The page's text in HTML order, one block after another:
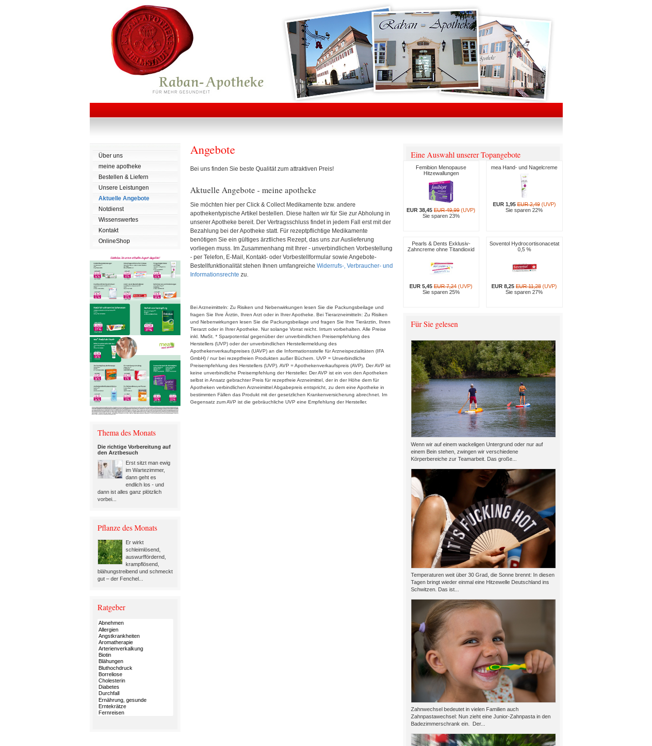
Über uns
meine apotheke
Bestellen & Liefern
Unsere Leistungen
Aktuelle Angebote
Notdienst
Wissenswertes
Kontakt
OnlineShop
Thema des Monats
Die richtige Vorbereitung auf
den Arztbesuch
Erst sitzt man ewig
im Wartezimmer,
dann geht es
endlich los - und
dann ist alles ganz plötzlich
vorbei...
Pflanze des Monats
Er wirkt
schleimlösend,
auswurffördernd,
krampflösend,
blähungstreibend und schmeckt
gut – der Fenchel...
Ratgeber
Angebote
Bei uns finden Sie beste Qualität zum attraktiven Preis!
Aktuelle Angebote - meine apotheke
Sie möchten hier per Click & Collect Medikamente bzw. andere
apothekentypische Artikel bestellen. Diese halten wir für Sie zur Abholung in
unserer Apotheke bereit. Der Vertragsschluss findet in jedem Fall erst mit der
Bezahlung bei der Apotheke statt. Für rezeptpflichtige Medikamente
benötigen Sie ein gültiges ärztliches Rezept, das uns zur Auslieferung
vorliegen muss. Im Zusammenhang mit Ihrer - unverbindlichen Vorbestellung
- per Telefon, E-Mail, Kontakt- oder Vorbestellformular sowie Angebote-
Bestellfunktionalität stehen Ihnen umfangreiche Widerrufs-, Verbraucher- und
Informationsrechte zu.
Bei Arzneimitteln: Zu Risiken und Nebenwirkungen lesen Sie die Packungsbeilage und
fragen Sie Ihre Ärztin, Ihren Arzt oder in Ihrer Apotheke. Bei Tierarzneimitteln: Zu Risiken
und Nebenwirkungen lesen Sie die Packungsbeilage und fragen Sie Ihre Tierärztin, Ihren
Tierarzt oder in Ihrer Apotheke. Nur solange Vorrat reicht. Irrtum vorbehalten. Alle Preise
inkl. MwSt. * Sparpotential gegenüber der unverbindlichen Preisempfehlung des
Herstellers (UVP) oder der unverbindlichen Herstellermeldung des
Apothekenverkaufspreises (UAVP) an die Informationsstelle für Arzneispezialitäten (IFA
GmbH) / nur bei rezeptfreien Produkten außer Büchern. UVP = Unverbindliche
Preisempfehlung des Herstellers (UVP). AVP = Apothekenverkaufspreis (AVP). Der AVP ist
keine unverbindliche Preisempfehlung der Hersteller. Der AVP ist ein von den Apotheken
selbst in Ansatz gebrachter Preis für rezeptfreie Arzneimittel, der in der Höhe dem für
Apotheken verbindlichen Arzneimittel Abgabepreis entspricht, zu dem eine Apotheke in
bestimmten Fällen das Produkt mit der gesetzlichen Krankenversicherung abrechnet. Im
Gegensatz zum AVP ist die gebräuchliche UVP eine Empfehlung der Hersteller.
Eine Auswahl unserer Topangebote
Femibion Menopause
Hitzewallungen
EUR 38,45 EUR 49,99(UVP)
Sie sparen 23%
mea Hand- und Nagelcreme
EUR 1,95 EUR 2,49(UVP)
Sie sparen 22%
Pearls & Dents Exklusiv-
Zahncreme ohne Titandioxid
EUR 5,45 EUR 7,24(UVP)
Sie sparen 25%
Soventol Hydrocortisonacetat
0,5 %
EUR 8,25 EUR 11,28 (UVP)
Sie sparen 27%
Für Sie gelesen
Wenn wir auf einem wackeligen Untergrund oder nur auf
einem Bein stehen, zwingen wir verschiedene
Körperbereiche zur Teamarbeit. Das große...
Temperaturen weit über 30 Grad, die Sonne brennt: In diesen
Tagen bringt wieder einmal eine Hitzewelle Deutschland ins
Schwitzen. Das ist...
Zahnwechsel bedeutet in vielen Familien auch
Zahnpastawechsel: Nun zieht eine Junior-Zahnpasta in den
Badezimmerschrank ein. Der...